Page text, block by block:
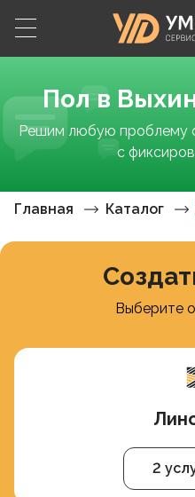
Пол в
Решим любую проблему
с
Главная Каталог
Выберите
2